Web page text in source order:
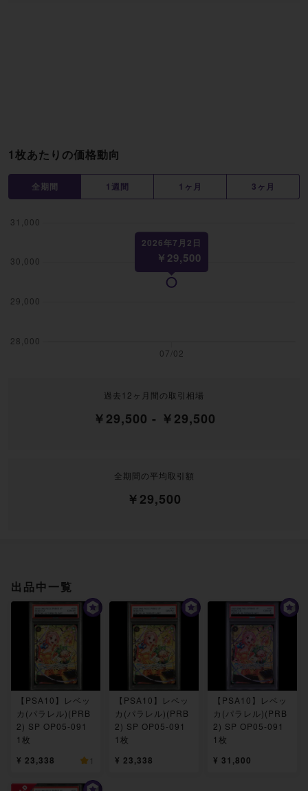
1枚あたりの価格動向
全期間 1週間 1ヶ月 3ヶ月
過去12ヶ月間の取引相場
￥29,500 - ￥29,500
全期間の平均取引額
￥29,500
出品中一覧
【PSA10】レベッ
カ(パラレル)(PRB
2) SP OP05-091
1枚
¥ 23,338 1
【PSA10】レベッ
カ(パラレル)(PRB
2) SP OP05-091
1枚
¥ 23,338
【PSA10】レベッ
カ(パラレル)(PRB
2) SP OP05-091
1枚
¥ 31,800